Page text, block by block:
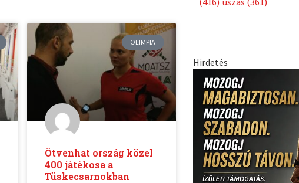
OLIMPIA
Ötvenhat ország közel
400 játékosa a
Tüskecsarnokban
Hirdetés